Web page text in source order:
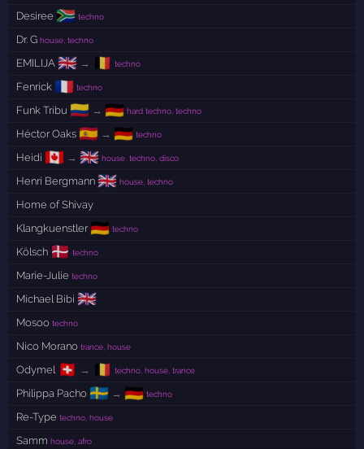
Desiree 🇿🇦 techno
Dr. G house, techno
EMILIJA 🇬🇧 → 🇧🇪 techno
Fenrick 🇫🇷 techno
Funk Tribu 🇨🇴 → 🇩🇪 hard techno, techno
Héctor Oaks 🇪🇸 → 🇩🇪 techno
Heidi 🇨🇦 → 🇬🇧 house, techno, disco
Henri Bergmann 🇬🇧 house, techno
Home of Shivay
Klangkuenstler 🇩🇪 techno
Kölsch 🇩🇰 techno
Marie-Julie techno
Michael Bibi 🇬🇧
Mosoo techno
Nico Morano trance, house
Odymel 🇨🇭 → 🇧🇪 techno, house, trance
Philippa Pacho 🇸🇪 → 🇩🇪 techno
Re-Type techno, house
Samm house, afro